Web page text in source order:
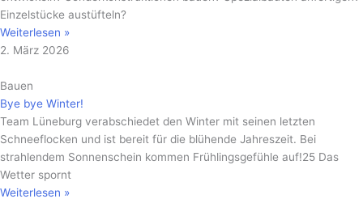
Einzelstücke austüfteln?
Weiterlesen »
2. März 2026
Bauen
Bye bye Winter!
Team Lüneburg verabschiedet den Winter mit seinen letzten
Schneeflocken und ist bereit für die blühende Jahreszeit. Bei
strahlendem Sonnenschein kommen Frühlingsgefühle auf!25 Das
Wetter spornt
Weiterlesen »